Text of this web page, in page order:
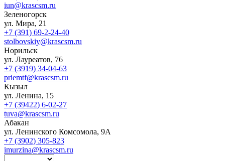
iun@krascsm.ru
Зеленогорск
ул. Мира, 21
+7 (391) 69-2-24-40
stolbovskiy@krascsm.ru
Норильск
ул. Лауреатов, 76
+7 (3919) 34-04-63
priemtf@krascsm.ru
Кызыл
ул. Ленина, 15
+7 (39422) 6-02-27
tuva@krascsm.ru
Абакан
ул. Ленинского Комсомола, 9А
+7 (3902) 305-823
imurzina@krascsm.ru